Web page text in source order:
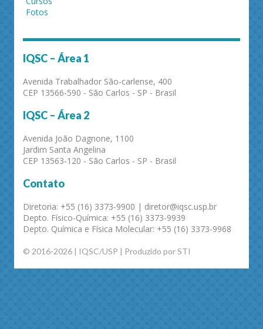
Fotos
IQSC – Área 1
Avenida Trabalhador São-carlense, 400
CEP 13566-590 - São Carlos - SP - Brasil
IQSC – Área 2
Avenida João Dagnone, 1100
Jardim Santa Angelina
CEP 13563-120 - São Carlos - SP - Brasil
Contato
Diretoria: +55 (16) 3373-9900 | diretor@iqsc.usp.br
Depto. Físico-Química: +55 (16) 3373-9939
Depto. Química e Física Molecular: +55 (16) 3373-9968
© 2016-2026 | IQSC/USP | Produzido por STI